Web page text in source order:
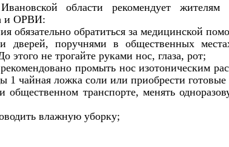
области рекомендует
и ОРВИ:
обязательно обратиться за медицинской
дверей, поручнями в общественных
не трогайте руками нос, глаза, рот;
промыть нос изотоническим
1 чайная ложка соли или приобрести готовые
транспорте, менять
влажную уборку;